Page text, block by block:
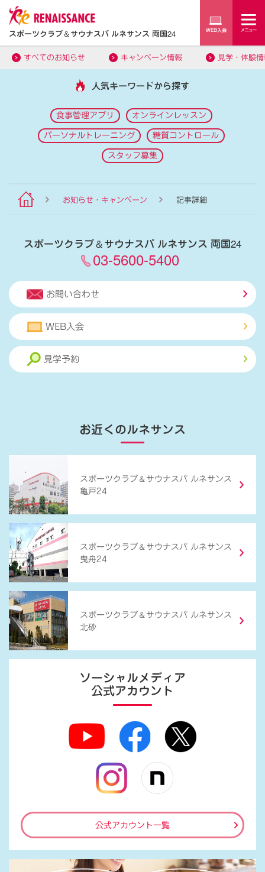
スポーツクラブ＆サウナスパ ルネサンス 両国24
すべてのお知らせ キャンペーン情報 見学・体験
人気キーワードから探す
食事管理アプリ オンラインレッスン
パーソナルトレーニング 糖質コントロール
スタッフ募集
お知らせ・キャンペーン 記事詳細
スポーツクラブ＆サウナスパ ルネサンス 両国24
03-5600-5400
お問い合わせ
WEB入会
見学予約
お近くのルネサンス
スポーツクラブ ＆ サウナスパ ルネサンス
亀戸24
スポーツクラブ ＆ サウナスパ ルネサンス
曳舟24
スポーツクラブ ＆ サウナスパ ルネサンス
北砂
ソーシャルメディア
公式アカウント
公式アカウント一覧